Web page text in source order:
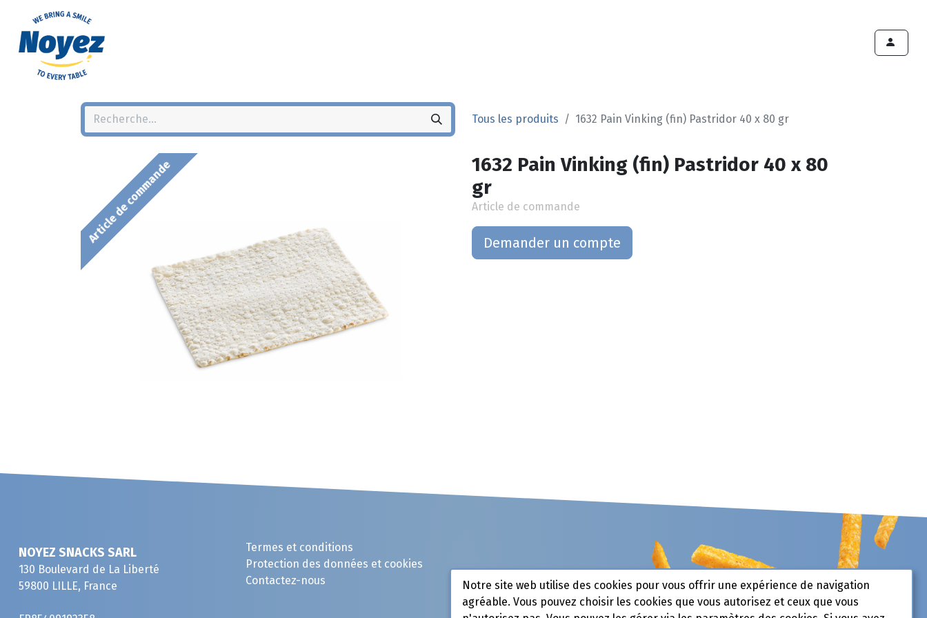
Tous les produits 1632 Pain Vinking (fin) Pastridor 40 x 80 gr
Article de commande
1632 Pain Vinking (fin) Pastridor 40 x 80
gr
Article de commande
Demander un compte
NOYEZ SNACKS SARL
130 Boulevard de La Liberté
59800 LILLE, France
Termes et conditions
Protection des données et cookies
Contactez-nous
Notre site web utilise des cookies pour vous offrir une expérience de navigation
agréable. Vous pouvez choisir les cookies que vous autorisez et ceux que vous